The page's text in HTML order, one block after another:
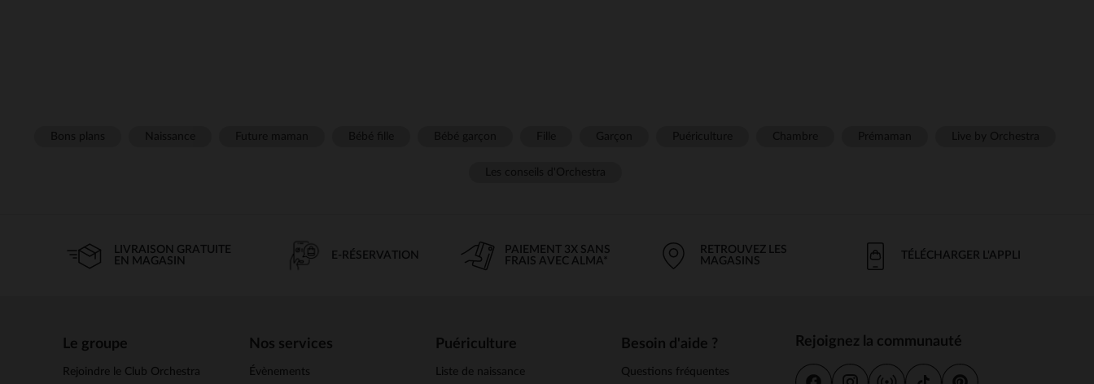
LIVRAISON GRATUITE
EN MAGASIN
E-RÉSERVATION
PAIEMENT 3X SANS
FRAIS AVEC ALMA*
RETROUVEZ LES
MAGASINS
TÉLÉCHARGER L'APPLI
Le groupe
Rejoindre le Club Orchestra
Nos services
Évènements
Puériculture
Liste de naissance
Besoin d'aide ?
Questions fréquentes
Rejoignez la communauté